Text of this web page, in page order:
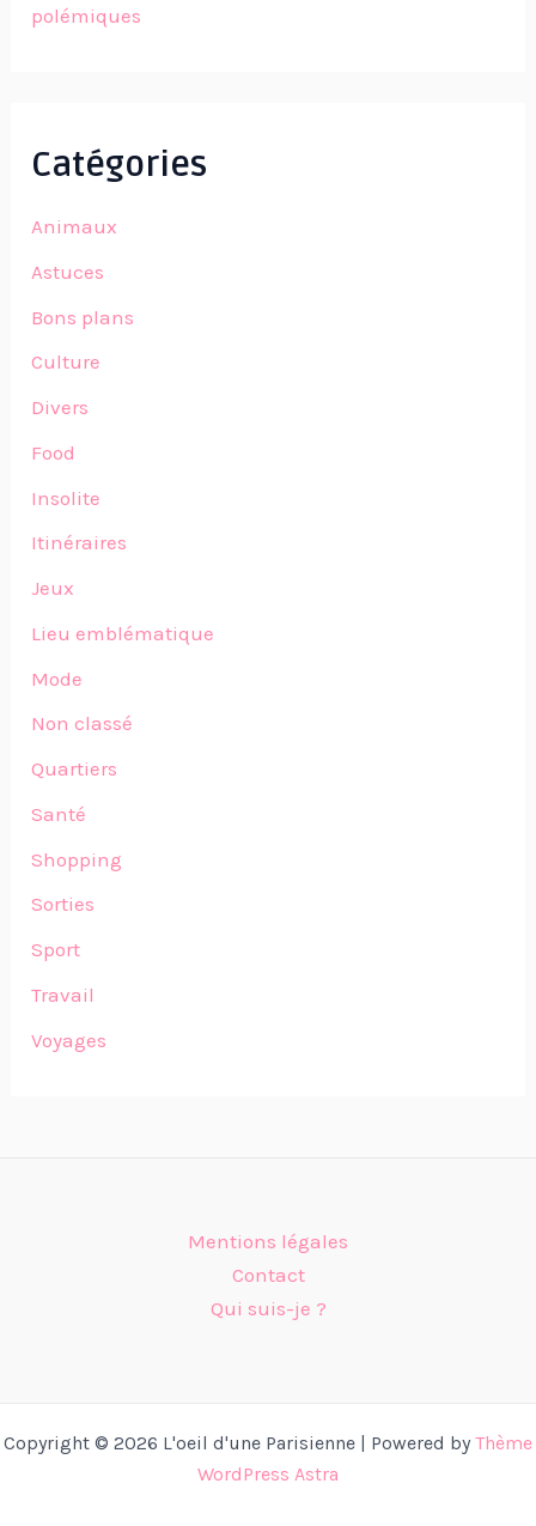
polémiques
Catégories
Animaux
Astuces
Bons plans
Culture
Divers
Food
Insolite
Itinéraires
Jeux
Lieu emblématique
Mode
Non classé
Quartiers
Santé
Shopping
Sorties
Sport
Travail
Voyages
Mentions légales
Contact
Qui suis-je ?
Copyright © 2026 L'oeil d'une Parisienne | Powered by Thème
WordPress Astra